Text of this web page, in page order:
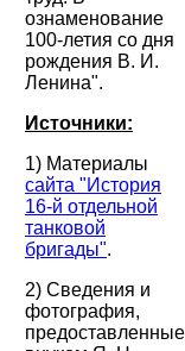
ознаменование
100-летия со дня
рождения В. И.
Ленина".
Источники:
1) Материалы
сайта "История
16-й отдельной
танковой
бригады".
2) Сведения и
фотография,
предоставленные